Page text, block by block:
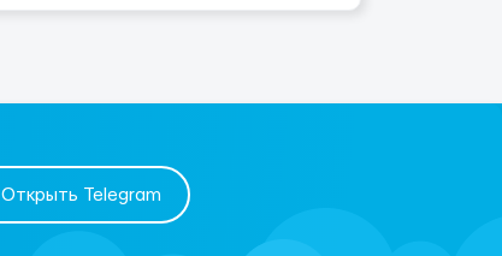
Открыть Telegram